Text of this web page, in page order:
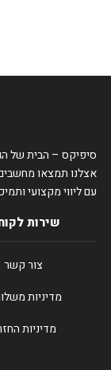
סיפיקס – הבית של
אצלנו תמצאו
עם ליווי מקצועי
שירות
צור קשר
מדיניות
מדיניות